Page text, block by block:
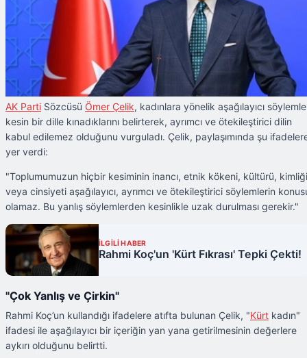
AK Parti Sözcüsü Ömer Çelik, kadınlara yönelik aşağılayıcı
kesin bir dille kınadıklarını belirterek, ayrımcı ve ötekileştirici dilin
kabul edilemez olduğunu vurguladı. Çelik, paylaşımında şu
yer verdi:
"Toplumumuzun hiçbir kesiminin inancı, etnik kökeni, kültürü, kimliği
veya cinsiyeti aşağılayıcı, ayrımcı ve ötekileştirici söylemlerin
olamaz. Bu yanlış söylemlerden kesinlikle uzak durulması gerekir."
İLGİLİ HABER
Rahmi Koç'un 'Kürt Fıkrası' Tepki Çekti!
"Çok Yanlış ve Çirkin"
Rahmi Koç’un kullandığı ifadelere atıfta bulunan Çelik, "Kürt kadın"
ifadesi ile aşağılayıcı bir içeriğin yan yana getirilmesinin değerlere
aykırı olduğunu belirtti.